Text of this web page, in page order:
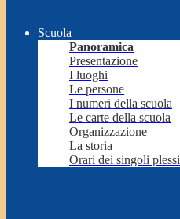
Scuola
Panoramica
Presentazione
I luoghi
Le persone
I numeri della scuola
Le carte della scuola
Organizzazione
La storia
Orari dei singoli plessi